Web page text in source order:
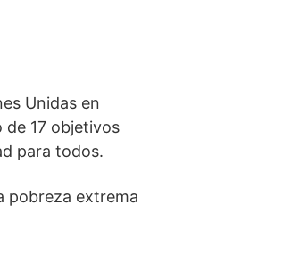
Unidas en
de 17 objetivos
para todos.
pobreza extrema